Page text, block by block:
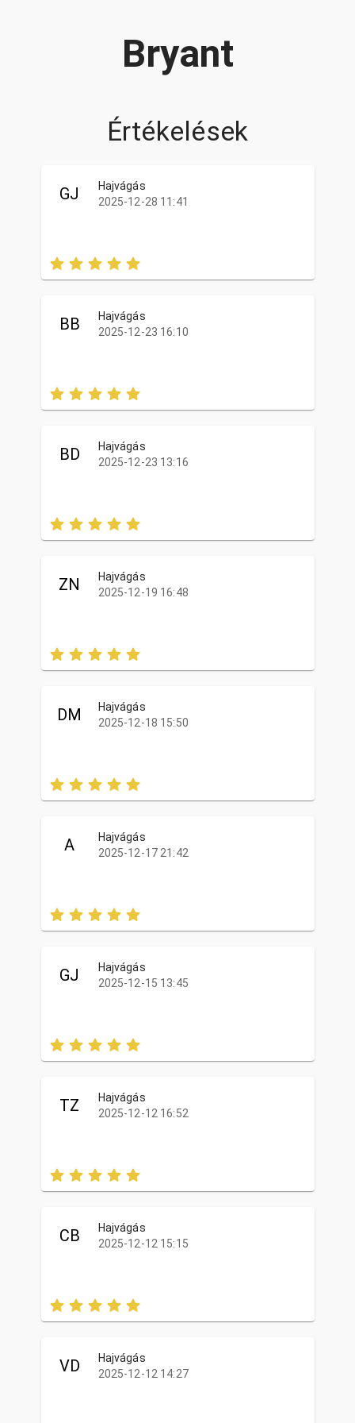
Bryant
Értékelések
GJ
Hajvágás
2025-12-28 11:41
BB
Hajvágás
2025-12-23 16:10
BD
Hajvágás
2025-12-23 13:16
ZN
Hajvágás
2025-12-19 16:48
DM
Hajvágás
2025-12-18 15:50
A
Hajvágás
2025-12-17 21:42
GJ
Hajvágás
2025-12-15 13:45
TZ
Hajvágás
2025-12-12 16:52
CB
Hajvágás
2025-12-12 15:15
VD
Hajvágás
2025-12-12 14:27